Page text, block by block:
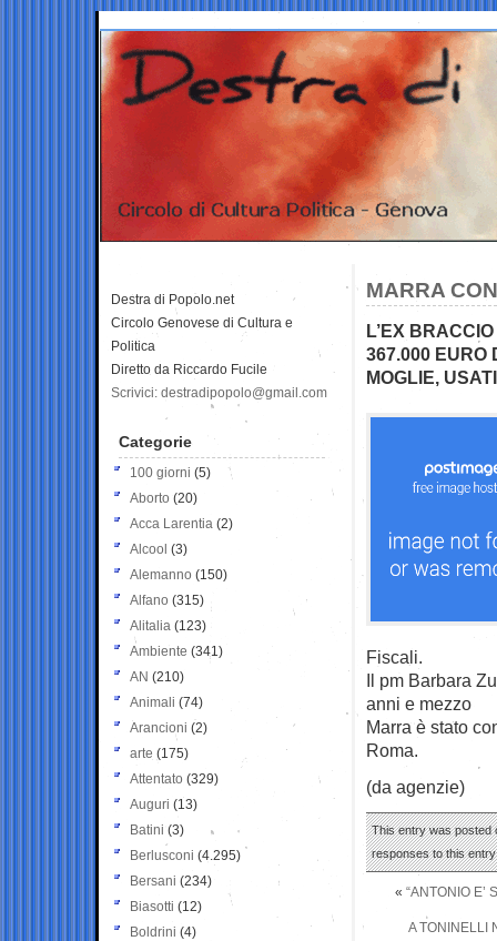
MARRA
L’EX
367.000 EURO
MOGLIE,
Fiscali.
Il pm Barbara
anni e mezzo
Marra è stato
Roma.
(da agenzie)
This entry was posted
responses to this
« “ANTONIO E’
A TONINELLI
Destra di Popolo.net
Circolo Genovese di Cultura e
Politica
Diretto da Riccardo Fucile
Scrivici: destradipopolo@gmail.com
Categorie
100 giorni (5)
Aborto (20)
Acca Larentia (2)
Alcool (3)
Alemanno (150)
Alfano (315)
Alitalia (123)
Ambiente (341)
AN (210)
Animali (74)
Arancioni (2)
arte (175)
Attentato (329)
Auguri (13)
Batini (3)
Berlusconi (4.295)
Bersani (234)
Biasotti (12)
Boldrini (4)